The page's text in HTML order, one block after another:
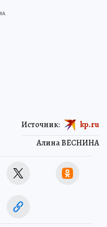
Алина ВЕСНИНА
Источник: kp.ru